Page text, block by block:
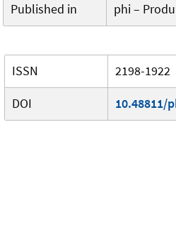
Published in
phi –
ISSN
2198-1922
DOI
10.48811/